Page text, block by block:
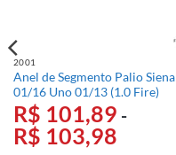
2001
Anel de Segmento Palio Siena
01/16 Uno 01/13 (1.0 Fire)
R$ 101,89 -
R$ 103,98